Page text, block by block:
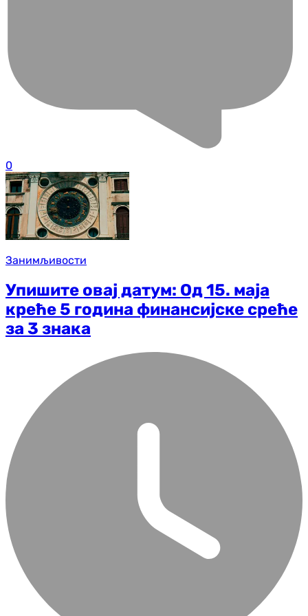
0
Занимљивости
Упишите овај датум: Од 15. маја
креће 5 година финансијске среће
за 3 знака